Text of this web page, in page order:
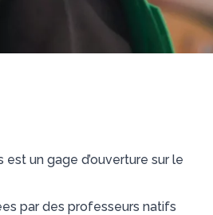
un gage d’ouverture sur le
par des professeurs natifs